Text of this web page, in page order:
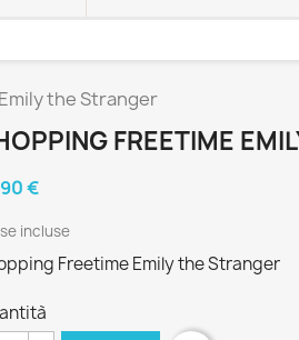
the Stranger
FREETIME
€
incluse
Freetime Emily the Stranger